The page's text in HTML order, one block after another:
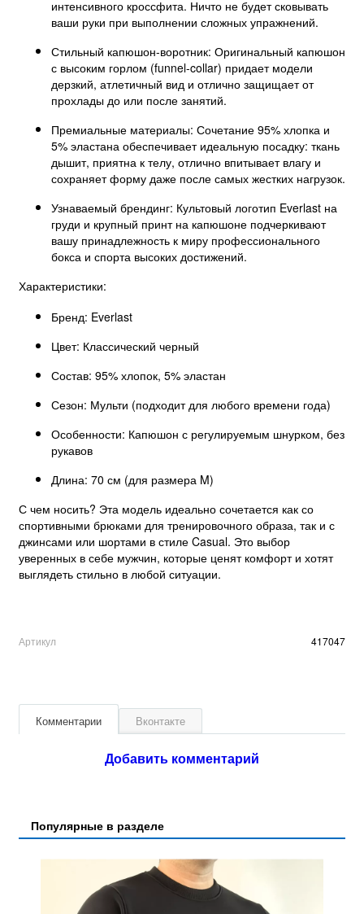
интенсивного кроссфита. Ничто не будет сковывать
ваши руки при выполнении сложных упражнений.
Стильный капюшон-воротник: Оригинальный капюшон
с высоким горлом (funnel-collar) придает модели
дерзкий, атлетичный вид и отлично защищает от
прохлады до или после занятий.
Премиальные материалы: Сочетание 95% хлопка и
5% эластана обеспечивает идеальную посадку: ткань
дышит, приятна к телу, отлично впитывает влагу и
сохраняет форму даже после самых жестких нагрузок.
Узнаваемый брендинг: Культовый логотип Everlast на
груди и крупный принт на капюшоне подчеркивают
вашу принадлежность к миру профессионального
бокса и спорта высоких достижений.
Характеристики:
Бренд: Everlast
Цвет: Классический черный
Состав: 95% хлопок, 5% эластан
Сезон: Мульти (подходит для любого времени года)
Особенности: Капюшон с регулируемым шнурком, без
рукавов
Длина: 70 см (для размера M)
С чем носить? Эта модель идеально сочетается как со
спортивными брюками для тренировочного образа, так и с
джинсами или шортами в стиле Casual. Это выбор
уверенных в себе мужчин, которые ценят комфорт и хотят
выглядеть стильно в любой ситуации.
Артикул 417047
Комментарии Вконтакте
Добавить комментарий
Популярные в разделе